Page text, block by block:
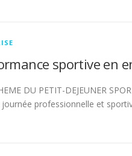
sportive en
DU PETIT-DEJEUNER
journée professionnelle et